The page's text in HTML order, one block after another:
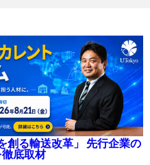
創る輸送改革」 先行企業の
底取材